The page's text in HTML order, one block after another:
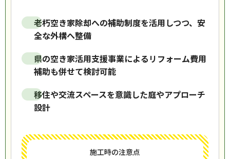
老朽空き家除却への補助制度を活用しつつ、安
全な外構へ整備
県の空き家活用支援事業によるリフォーム費用
補助も併せて検討可能
移住や交流スペースを意識した庭やアプローチ
設計
施工時の注意点